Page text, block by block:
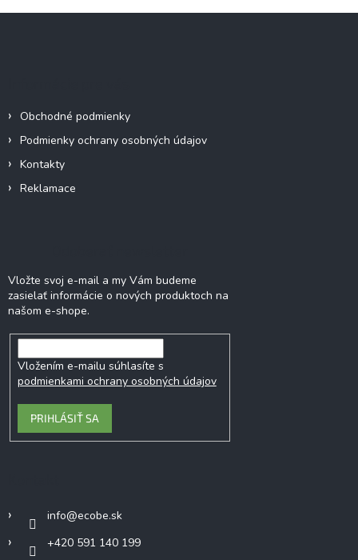
Obchodné podmienky
Podmienky ochrany osobných údajov
Kontakty
Reklamace
Vložte svoj e-mail a my Vám budeme
zasielať informácie o nových produktoch na
našom e-shope.
Vložením e-mailu súhlasíte s
podmienkami ochrany osobných údajov
PRIHLÁSIŤ SA
info@ecobe.sk
+420 591 140 199